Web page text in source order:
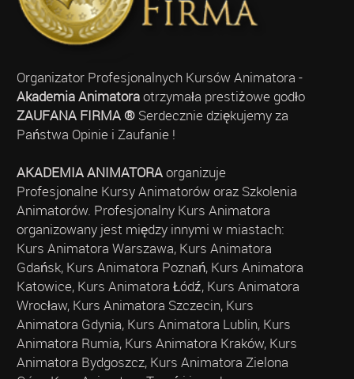
Organizator Profesjonalnych Kursów Animatora -
Akademia Animatoraotrzymała prestiżowe godło
ZAUFANA FIRMA ®Serdecznie dziękujemy za
Państwa Opinie i Zaufanie !
AKADEMIA ANIMATORAorganizuje
Profesjonalne Kursy Animatorów oraz Szkolenia
Animatorów. Profesjonalny Kurs Animatora
organizowany jest między innymi w miastach:
Kurs Animatora Warszawa, Kurs Animatora
Gdańsk, Kurs Animatora Poznań, Kurs Animatora
Katowice, Kurs Animatora Łódź, Kurs Animatora
Wrocław, Kurs Animatora Szczecin, Kurs
Animatora Gdynia, Kurs Animatora Lublin, Kurs
Animatora Rumia, Kurs Animatora Kraków, Kurs
Animatora Bydgoszcz, Kurs Animatora Zielona